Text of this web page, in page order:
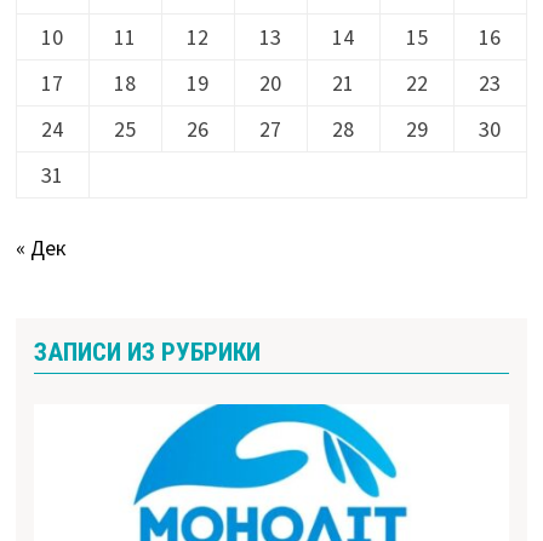
10
11 12 13 14 15
16
17
18 19 20 21 22
23
24
25 26 27 28 29
30
31
« Дек
ЗАПИСИ ИЗ РУБРИКИ